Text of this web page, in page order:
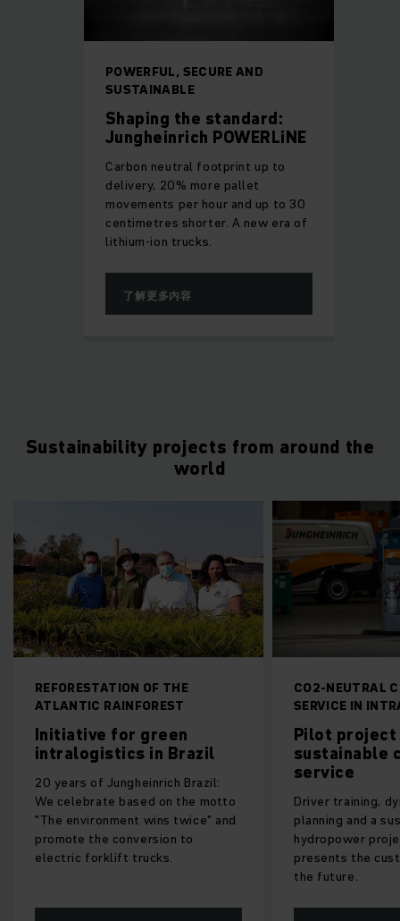
POWERFUL, SECURE AND
SUSTAINABLE
Shaping the standard:
Jungheinrich POWERLiNE
Carbon neutral footprint up to
delivery, 20% more pallet
movements per hour and up to 30
centimetres shorter. A new era of
lithium-ion trucks.
了解更多内容
Sustainability projects from around the
world
CO2-NEUTRAL CUSTOMER
SERVICE IN INTRALOGISTICS
Pilot project for
sustainable customer
service
Driver training, dynamic route
planning and a sustainable
hydropower project: Jungheinrich
presents the customer service of
HIGHEST
AUTOMATION
SPACE
Agriculture
Salad from
Jungheinrich
automatic